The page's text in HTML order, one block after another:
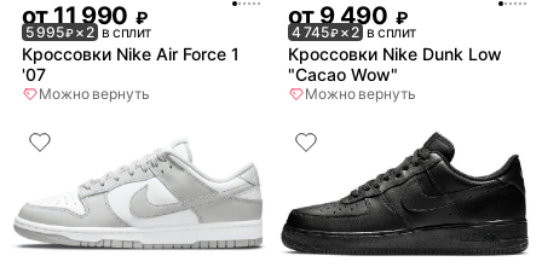
от11 990 ₽
5 995₽× 2 в сплит
Кроссовки Nike Air Force 1
'07
Можно вернуть
от9 490 ₽
4 745₽× 2 в сплит
Кроссовки Nike Dunk Low
"Cacao Wow"
Можно вернуть